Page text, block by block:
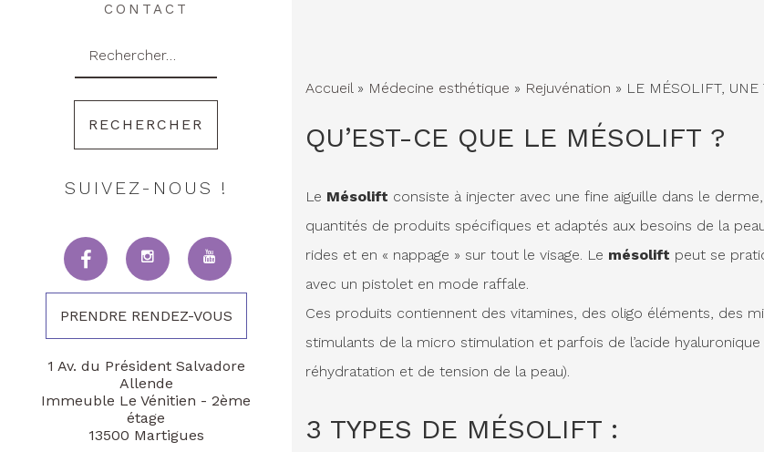
CONTACT
Rechercher :
SUIVEZ-NOUS !
PRENDRE RENDEZ-VOUS
1 Av. du Président Salvadore
Allende
Immeuble Le Vénitien - 2ème
étage
13500 Martigues
Accueil» Médecine esthétique » Rejuvénation » LE MÉSOLIFT, UNE
QU’EST-CE QUE LE MÉSOLIFT ?
Le Mésolift consiste à injecter avec une fine aiguille dans le
quantités de produits spécifiques et adaptés aux besoins de la
rides et en « nappage » sur tout le visage. Le mésolift peut se
avec un pistolet en mode raffale.
Ces produits contiennent des vitamines, des oligo éléments, des
stimulants de la micro stimulation et parfois de l’acide
réhydratation et de tension de la peau).
3 TYPES DE MÉSOLIFT :